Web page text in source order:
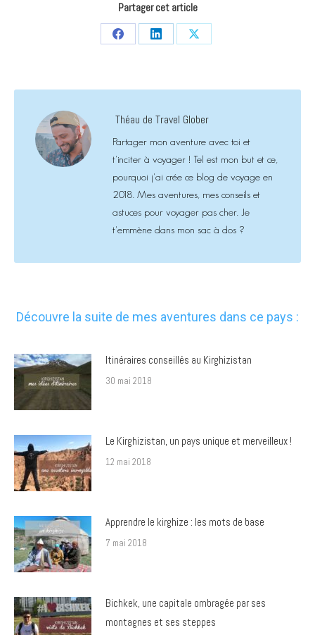
Partager cet article
Share
Share
Share
Théau de Travel Glober
Partager mon aventure avec toi et
t'inciter à voyager ! Tel est mon but et ce,
pourquoi j'ai crée ce blog de voyage en
2018. Mes aventures, mes conseils et
astuces pour voyager pas cher. Je
t'emmène dans mon sac à dos ?
Découvre la suite de mes aventures dans ce pays :
Itinéraires conseillés au Kirghizistan
30 mai 2018
Le Kirghizistan, un pays unique et merveilleux !
12 mai 2018
Apprendre le kirghize : les mots de base
7 mai 2018
Bichkek, une capitale ombragée par ses
montagnes et ses steppes